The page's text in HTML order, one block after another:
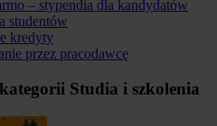
– stypendia dla kandydatów
studentów
kredyty
przez pracodawcę
Studia i szkolenia